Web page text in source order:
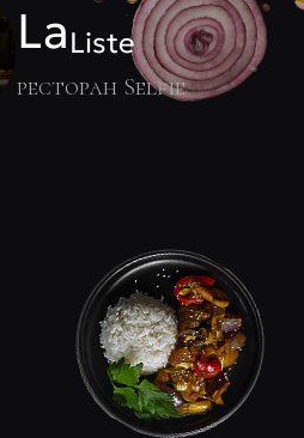
LaListe
ресторан Selfie